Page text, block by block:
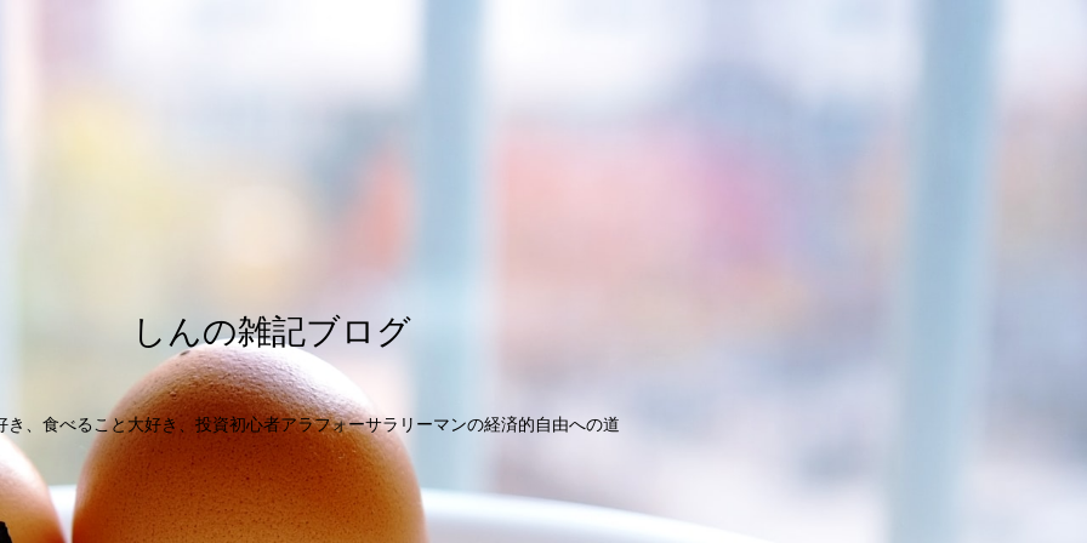
しんの雑記ブログ
き、食べること大好き、投資初心者アラフォーサラリーマンの経済的自由への道